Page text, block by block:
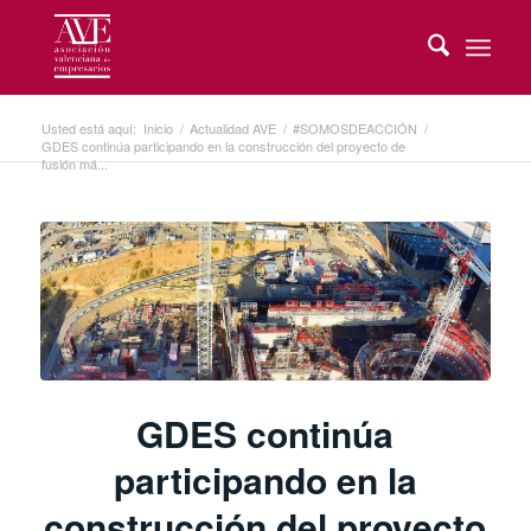
Usted está aquí: Inicio / Actualidad AVE / #SOMOSDEACCIÓN /
GDES continúa participando en la construcción del proyecto de
fusión má...
GDES continúa
participando en la